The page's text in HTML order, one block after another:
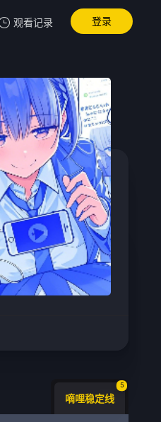
观看记录 登录
嘀哩稳定线
5